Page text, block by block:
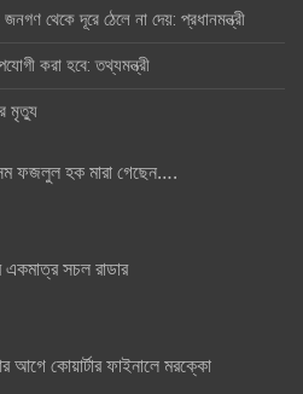
থেকে দূরে ঠেলে না দেয়: প্রধানমন্ত্রী
করা হবে: তথ্যমন্ত্রী
মৃত্যু
ফজলুল হক মারা গেছেন….
সচল রাডার
আগে কোয়ার্টার ফাইনালে মরক্কো